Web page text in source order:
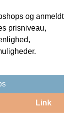
og anmeldt
prisniveau,
Link